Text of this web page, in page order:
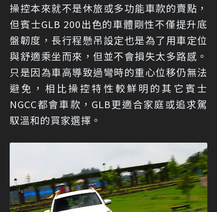
操控本來就不是休旅或多功能車款的賣點，
但賓士GLB 200出色的車體剛性不僅提升底
盤韌度，長行程懸吊設定也是為了用車定位
與舒適乘坐而來，但並不會損失太多路感。
只是因為車高導致過彎時的重心位移仍無法
避免，相比操控特性較鮮明的其它賓士
NGCC都會車款，GLB更適合家庭或追求駕
馭溫和的買家選擇。